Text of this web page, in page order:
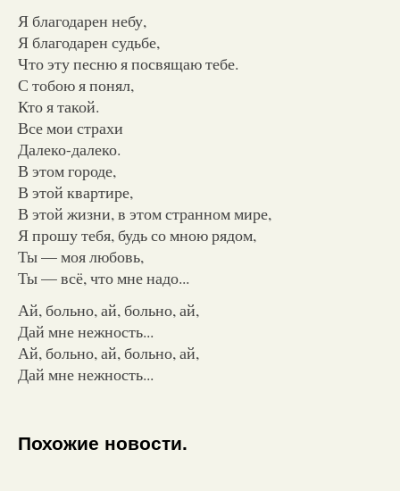
Я благодарен небу,
Я благодарен судьбе,
Что эту песню я посвящаю тебе.
С тобою я понял,
Кто я такой.
Все мои страхи
Далеко-далеко.
В этом городе,
В этой квартире,
В этой жизни, в этом странном мире,
Я прошу тебя, будь со мною рядом,
Ты — моя любовь,
Ты — всё, что мне надо...
Ай, больно, ай, больно, ай,
Дай мне нежность...
Ай, больно, ай, больно, ай,
Дай мне нежность...
Похожие новости.